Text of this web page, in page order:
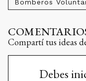
Bomberos
Compartí tus ideas
Debes